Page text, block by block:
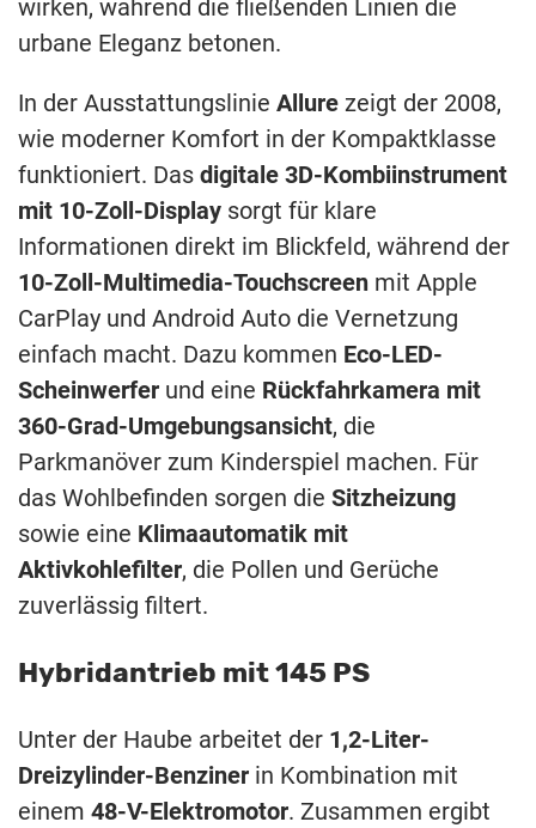
wirken, während die fließenden Linien die
urbane Eleganz betonen.
In der Ausstattungslinie Allure zeigt der 2008,
wie moderner Komfort in der Kompaktklasse
funktioniert. Das digitale 3D-Kombiinstrument
mit 10-Zoll-Display sorgt für klare
Informationen direkt im Blickfeld, während der
10-Zoll-Multimedia-Touchscreen mit Apple
CarPlay und Android Auto die Vernetzung
einfach macht. Dazu kommen Eco-LED-
Scheinwerfer und eine Rückfahrkamera mit
360-Grad-Umgebungsansicht, die
Parkmanöver zum Kinderspiel machen. Für
das Wohlbefinden sorgen die Sitzheizung
sowie eine Klimaautomatik mit
Aktivkohlefilter, die Pollen und Gerüche
zuverlässig filtert.
Hybridantrieb mit 145 PS
Unter der Haube arbeitet der 1,2-Liter-
Dreizylinder-Benziner in Kombination mit
einem 48-V-Elektromotor. Zusammen ergibt